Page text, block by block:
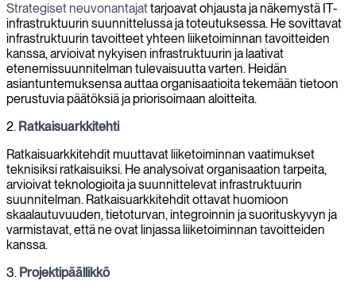
Strategiset neuvonantajattarjoavat ohjausta ja näkemystä IT-
infrastruktuurin suunnittelussa ja toteutuksessa. He sovittavat
infrastruktuurin tavoitteet yhteen liiketoiminnan tavoitteiden
kanssa, arvioivat nykyisen infrastruktuurin ja laativat
etenemissuunnitelman tulevaisuutta varten. Heidän
asiantuntemuksensa auttaa organisaatioita tekemään tietoon
perustuvia päätöksiä ja priorisoimaan aloitteita.
2. Ratkaisuarkkitehti
Ratkaisuarkkitehdit muuttavat liiketoiminnan vaatimukset
teknisiksi ratkaisuiksi. He analysoivat organisaation tarpeita,
arvioivat teknologioita ja suunnittelevat infrastruktuurin
suunnitelman. Ratkaisuarkkitehdit ottavat huomioon
skaalautuvuuden, tietoturvan, integroinnin ja suorituskyvyn ja
varmistavat, että ne ovat linjassa liiketoiminnan tavoitteiden
kanssa.
3. Projektipäällikkö